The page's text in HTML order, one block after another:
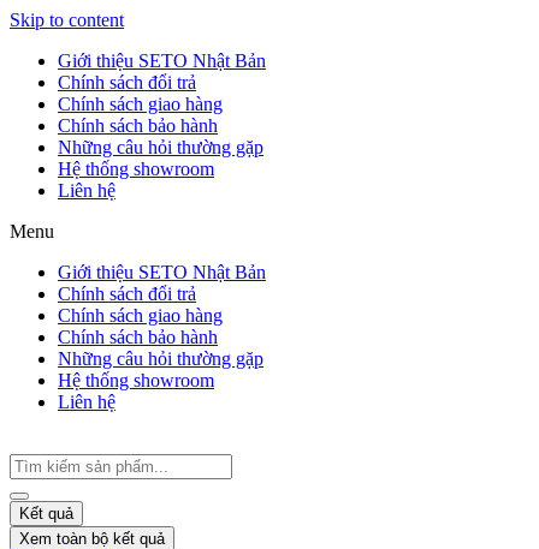
Skip to content
Giới thiệu SETO Nhật Bản
Chính sách đổi trả
Chính sách giao hàng
Chính sách bảo hành
Những câu hỏi thường gặp
Hệ thống showroom
Liên hệ
Menu
Giới thiệu SETO Nhật Bản
Chính sách đổi trả
Chính sách giao hàng
Chính sách bảo hành
Những câu hỏi thường gặp
Hệ thống showroom
Liên hệ
Kết quả
Xem toàn bộ kết quả